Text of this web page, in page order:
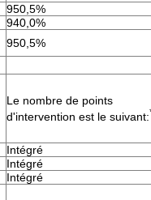
950,5%
940,0%
950,5%
Le nombre de points
d'intervention est le suivant:
Intégré
Intégré
Intégré